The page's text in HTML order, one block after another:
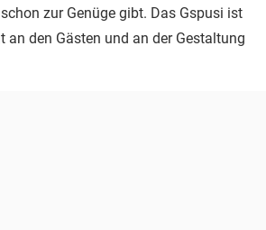
zur Genüge gibt. Das Gspusi ist
an den Gästen und an der Gestaltung